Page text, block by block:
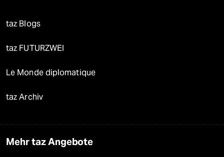
taz Blogs
taz FUTURZWEI
Le Monde diplomatique
taz Archiv
Mehr taz Angebote